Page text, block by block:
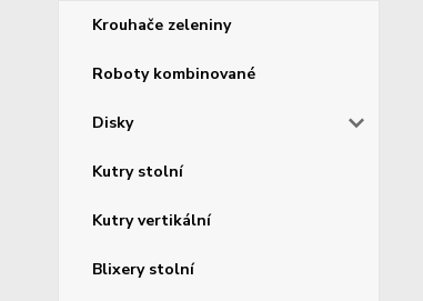
Krouhače zeleniny
Roboty kombinované
Disky
Kutry stolní
Kutry vertikální
Blixery stolní